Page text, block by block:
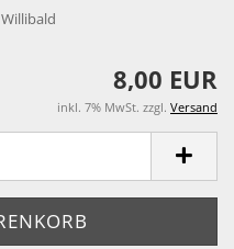
8,00 EUR
inkl. 7% MwSt. zzgl. Versand